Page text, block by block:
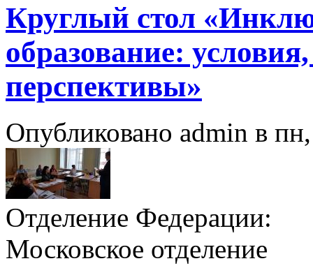
Круглый стол
образование:
перспективы»
Опубликовано admin в
Отделение Федерации:
Московское отделение